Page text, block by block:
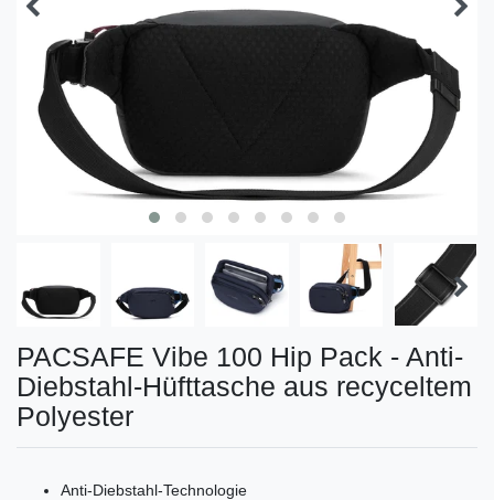
PACSAFE Vibe 100 Hip Pack - Anti-
Diebstahl-Hüfttasche aus recyceltem
Polyester
Anti-Diebstahl-Technologie